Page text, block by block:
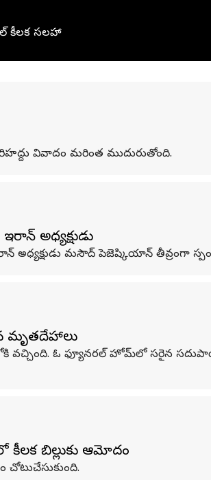
కీలక సలహా
వివాదం మరింత ముదురుతోంది.
అధ్యక్షుడు
అధ్యక్షుడు మసౌద్‌ పెజెష్కియాన్‌ తీవ్రంగా
మృతదేహాలు
ఓ ఫ్యూనరల్‌ హోమ్‌లో సరైన
బిల్లుకు ఆమోదం